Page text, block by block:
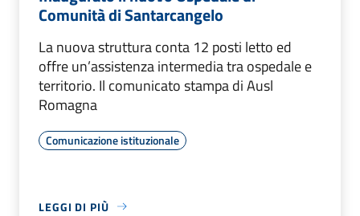
Comunità di Santarcangelo
La nuova struttura conta 12 posti letto ed
offre un’assistenza intermedia tra ospedale e
territorio. Il comunicato stampa di Ausl
Romagna
Comunicazione istituzionale
LEGGI DI PIÙ